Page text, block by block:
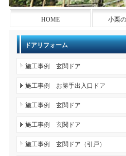
HOME 小栗
ドアリフォーム
施工事例 玄関ドア
施工事例 お勝手出入口ドア
施工事例 玄関ドア
施工事例 玄関ドア
施工事例 玄関ドア（引戸）